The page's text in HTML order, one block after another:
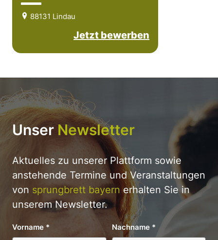
88131 Lindau
Jetzt bewerben
Unser Newsletter
Aktuelles zu unserer Plattform sowie
anstehende Termine und Veranstaltungen
von sprungbrett bayernerhalten Sie in
unserem Newsletter.
Vorname * Nachname *